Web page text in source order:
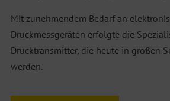
Mit zunehmendem Bedarf an
Druckmessgeräten erfolgte die
Drucktransmitter, die heute in großen
werden.